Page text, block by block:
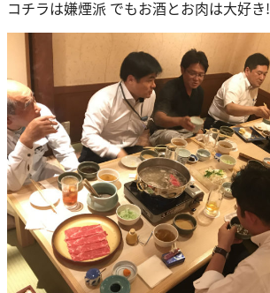
コチラは嫌煙派 でもお酒とお肉は大好き!